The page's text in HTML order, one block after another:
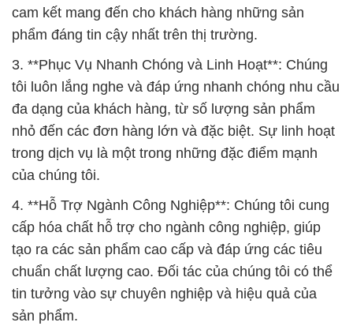
cam kết mang đến cho khách hàng những sản
phẩm đáng tin cậy nhất trên thị trường.
3. **Phục Vụ Nhanh Chóng và Linh Hoạt**: Chúng
tôi luôn lắng nghe và đáp ứng nhanh chóng nhu cầu
đa dạng của khách hàng, từ số lượng sản phẩm
nhỏ đến các đơn hàng lớn và đặc biệt. Sự linh hoạt
trong dịch vụ là một trong những đặc điểm mạnh
của chúng tôi.
4. **Hỗ Trợ Ngành Công Nghiệp**: Chúng tôi cung
cấp hóa chất hỗ trợ cho ngành công nghiệp, giúp
tạo ra các sản phẩm cao cấp và đáp ứng các tiêu
chuẩn chất lượng cao. Đối tác của chúng tôi có thể
tin tưởng vào sự chuyên nghiệp và hiệu quả của
sản phẩm.